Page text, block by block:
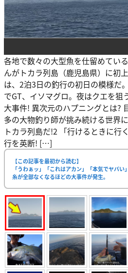
各地で数々の大型魚を仕留めてい
んがトカラ列島（鹿児島県）に初
は、2泊3日の釣行の初日の模様だ
でGT、イソマグロ。夜はクエを狙
大事件! 異次元のハプニングとは?
多の大物釣り師が挑み続ける世界
トカラ列島だ!2 「行けるときに行
行を英断! […]
【この記事を最初から読む】
「うわぁッ」「これはアカン」「本気でヤバい
糸が全部なくなるほどの大事件が発生。